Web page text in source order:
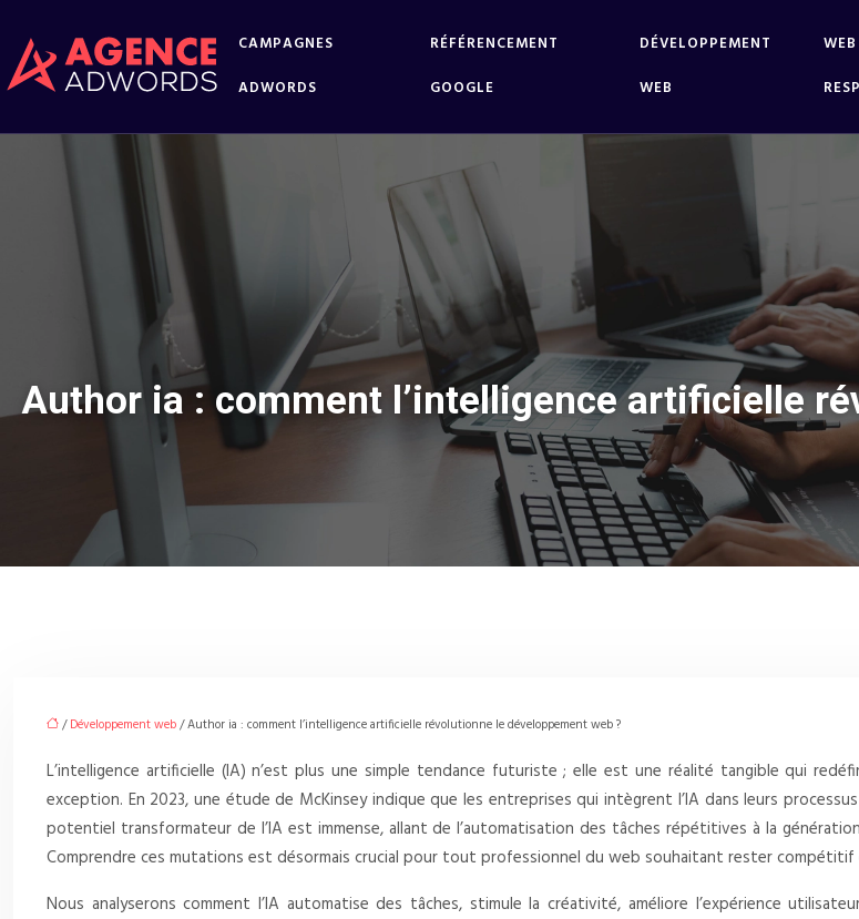
CAMPAGNES
ADWORDS
RÉFÉRENCEMENT
GOOGLE
DÉVELOPPEMENT
WEB
Author ia : comment l’intelligence artificielle
/Développement web/ Author ia : comment l’intelligence artificielle révolutionne le développement web ?
L’intelligence artificielle (IA) n’est plus une simple tendance futuriste ; elle est une réalité tangible qui
exception. En 2023, une étude de McKinsey indique que les entreprises qui intègrent l’IA dans leurs
potentiel transformateur de l’IA est immense, allant de l’automatisation des tâches répétitives à la
Comprendre ces mutations est désormais crucial pour tout professionnel du web souhaitant rester
Nous analyserons comment l’IA automatise des tâches, stimule la créativité, améliore l’expérience